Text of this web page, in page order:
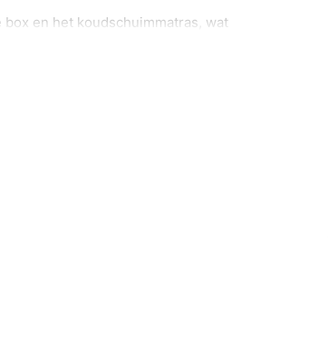
en het koudschuimmatras, wat